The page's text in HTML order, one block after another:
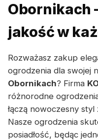
Obornikach
jakość w
Rozważasz zakup
ogrodzenia dla swojej
Obornikach? Firma
różnorodne
łączą nowoczesny
Nasze ogrodzenia
posiadłość, będąc